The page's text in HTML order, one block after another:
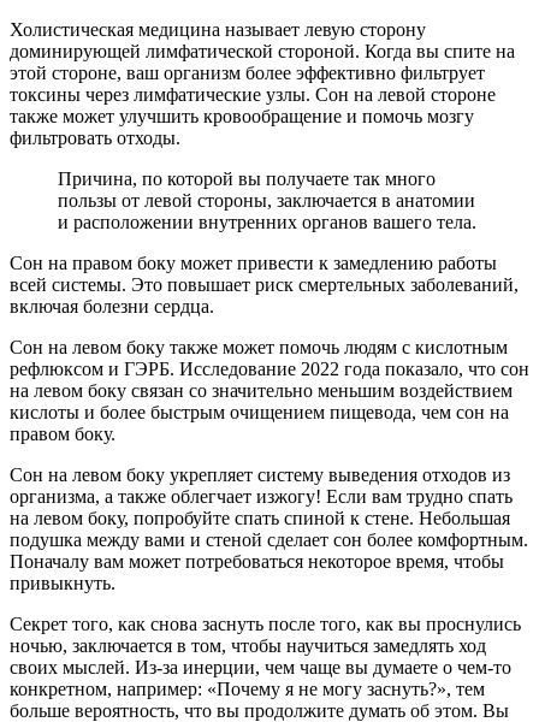
Холистическая медицина называет левую сторону
доминирующей лимфатической стороной. Когда вы спите на
этой стороне, ваш организм более эффективно фильтрует
токсины через лимфатические узлы. Сон на левой стороне
также может улучшить кровообращение и помочь мозгу
фильтровать отходы.
Причина, по которой вы получаете так много
пользы от левой стороны, заключается в анатомии
и расположении внутренних органов вашего тела.
Сон на правом боку может привести к замедлению работы
всей системы. Это повышает риск смертельных заболеваний,
включая болезни сердца.
Сон на левом боку также может помочь людям с кислотным
рефлюксом и ГЭРБ. Исследование 2022 года показало, что сон
на левом боку связан со значительно меньшим воздействием
кислоты и более быстрым очищением пищевода, чем сон на
правом боку.
Сон на левом боку укрепляет систему выведения отходов из
организма, а также облегчает изжогу! Если вам трудно спать
на левом боку, попробуйте спать спиной к стене. Небольшая
подушка между вами и стеной сделает сон более комфортным.
Поначалу вам может потребоваться некоторое время, чтобы
привыкнуть.
Секрет того, как снова заснуть после того, как вы проснулись
ночью, заключается в том, чтобы научиться замедлять ход
своих мыслей. Из-за инерции, чем чаще вы думаете о чем-то
конкретном, например: «Почему я не могу заснуть?», тем
больше вероятность, что вы продолжите думать об этом. Вы